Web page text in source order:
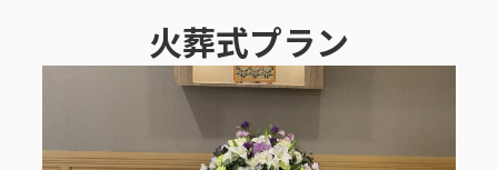
火葬式プラン